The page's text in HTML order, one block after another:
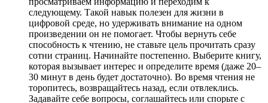
следующему. Такой навык полезен для жизни в
цифровой среде, но удерживать внимание на одном
произведении он не помогает. Чтобы вернуть себе
способность к чтению, не ставьте цель прочитать сразу
сотни страниц. Начинайте постепенно. Выберите книгу,
которая вызывает интерес и определите время (даже 20–
30 минут в день будет достаточно). Во время чтения не
торопитесь, возвращайтесь назад, если отвлеклись.
Задавайте себе вопросы, соглашайтесь или спорьте с